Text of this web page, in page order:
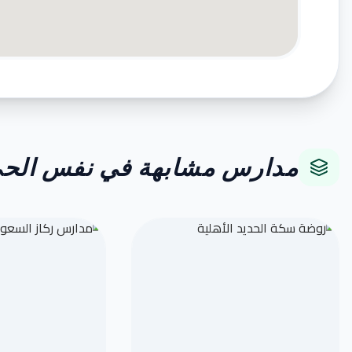
مدارس مشابهة في نفس